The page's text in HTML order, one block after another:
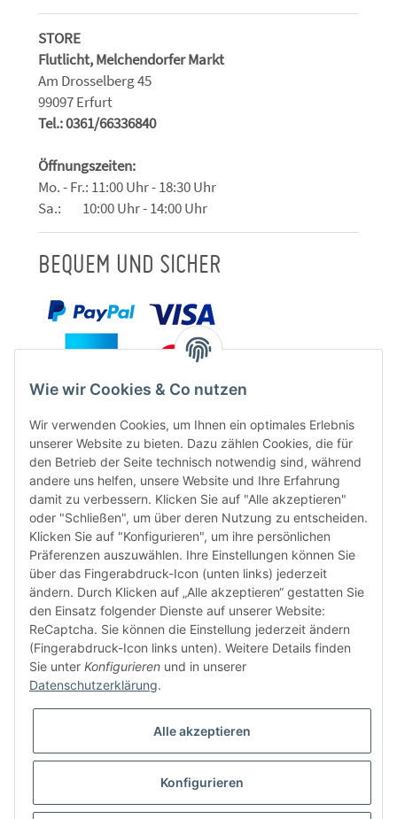
STORE
Flutlicht, Melchendorfer Markt
Am Drosselberg 45
99097 Erfurt
Tel.: 0361/66336840
Öffnungszeiten:
Mo. - Fr.: 11:00 Uhr - 18:30 Uhr
Sa.: 10:00 Uhr - 14:00 Uhr
BEQUEM UND SICHER
FÜR EUCH UNTERWEGS
Vertrag widerrufen
* Alle Preise inkl. gesetzlicher USt., zzgl.
Wie wir Cookies & Co nutzen
Wir verwenden Cookies, um Ihnen ein optimales Erlebnis
unserer Website zu bieten. Dazu zählen Cookies, die für
den Betrieb der Seite technisch notwendig sind, während
andere uns helfen, unsere Website und Ihre Erfahrung
damit zu verbessern. Klicken Sie auf "Alle akzeptieren"
oder "Schließen", um über deren Nutzung zu entscheiden.
Klicken Sie auf "Konfigurieren", um ihre persönlichen
Präferenzen auszuwählen. Ihre Einstellungen können Sie
über das Fingerabdruck-Icon (unten links) jederzeit
ändern. Durch Klicken auf „Alle akzeptieren“ gestatten Sie
den Einsatz folgender Dienste auf unserer Website:
ReCaptcha. Sie können die Einstellung jederzeit ändern
(Fingerabdruck-Icon links unten). Weitere Details finden
Sie unter Konfigurieren und in unserer
Datenschutzerklärung.
Alle akzeptieren
Konfigurieren